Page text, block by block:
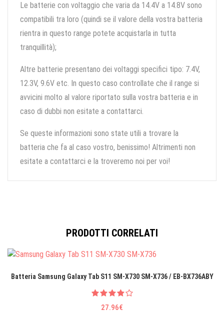
Le batterie con voltaggio che varia da 14.4V a 14.8V sono
compatibili tra loro (quindi se il valore della vostra batteria
rientra in questo range potete acquistarla in tutta
tranquillità);
Altre batterie presentano dei voltaggi specifici tipo: 7.4V,
12.3V, 9.6V etc. In questo caso controllate che il range si
avvicini molto al valore riportato sulla vostra batteria e in
caso di dubbi non esitate a contattarci.
Se queste informazioni sono state utili a trovare la
batteria che fa al caso vostro, benissimo! Altrimenti non
esitate a contattarci e la troveremo noi per voi!
PRODOTTI CORRELATI
Batteria Samsung Galaxy Tab S11 SM-X730 SM-X736 / EB-BX736ABY
27.96€